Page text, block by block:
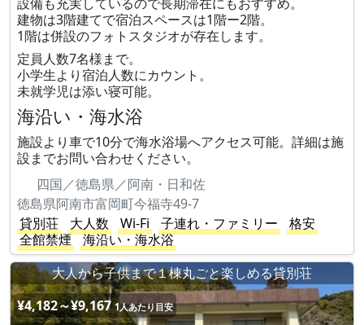
建物は3階建てで宿泊スペースは1階ー2階。
1階は併設のフォトスタジオが存在します。
定員人数7名様まで。
小学生より宿泊人数にカウント。
未就学児は添い寝可能。
海沿い・海水浴
施設より車で10分で海水浴場へアクセス可能。詳細は施
設までお問い合わせください。
四国／徳島県／阿南・日和佐
徳島県阿南市富岡町今福寺49-7
貸別荘
大人数 Wi-Fi 子連れ・ファミリー
格安
全館禁煙
海沿い・海水浴
大人から子供まで１棟丸ごと楽しめる貸別荘
¥4,182～¥9,167 1人あたり目安